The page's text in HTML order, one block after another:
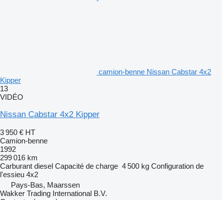
camion-benne Nissan Cabstar 4x2
Kipper
13
VIDÉO
Nissan Cabstar 4x2 Kipper
3 950 € HT
Camion-benne
1992
299 016 km
Carburant diesel Capacité de charge 4 500 kg Configuration de
l'essieu 4x2
Pays-Bas, Maarssen
Wakker Trading International B.V.